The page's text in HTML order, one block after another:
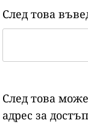
След това
След това
адрес за